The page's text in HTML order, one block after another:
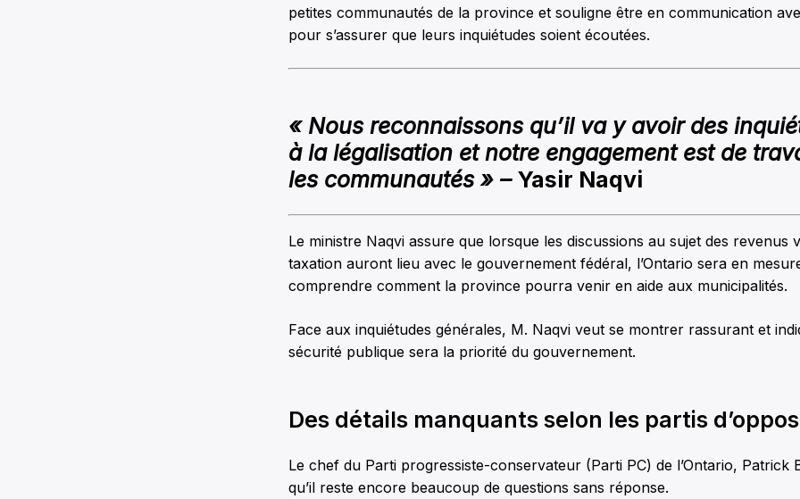
petites communautés de la province et souligne être en communication
pour s’assurer que leurs inquiétudes soient écoutées.
« Nous reconnaissons qu’il va y avoir des
à la légalisation et notre engagement est de
les communautés » – Yasir Naqvi
Le ministre Naqvi assure que lorsque les discussions au sujet des revenus
taxation auront lieu avec le gouvernement fédéral, l’Ontario sera en
comprendre comment la province pourra venir en aide aux municipalités.
Face aux inquiétudes générales, M. Naqvi veut se montrer rassurant et
sécurité publique sera la priorité du gouvernement.
Des détails manquants selon les partis
Le chef du Parti progressiste-conservateur (Parti PC) de l’Ontario, Patrick
qu’il reste encore beaucoup de questions sans réponse.